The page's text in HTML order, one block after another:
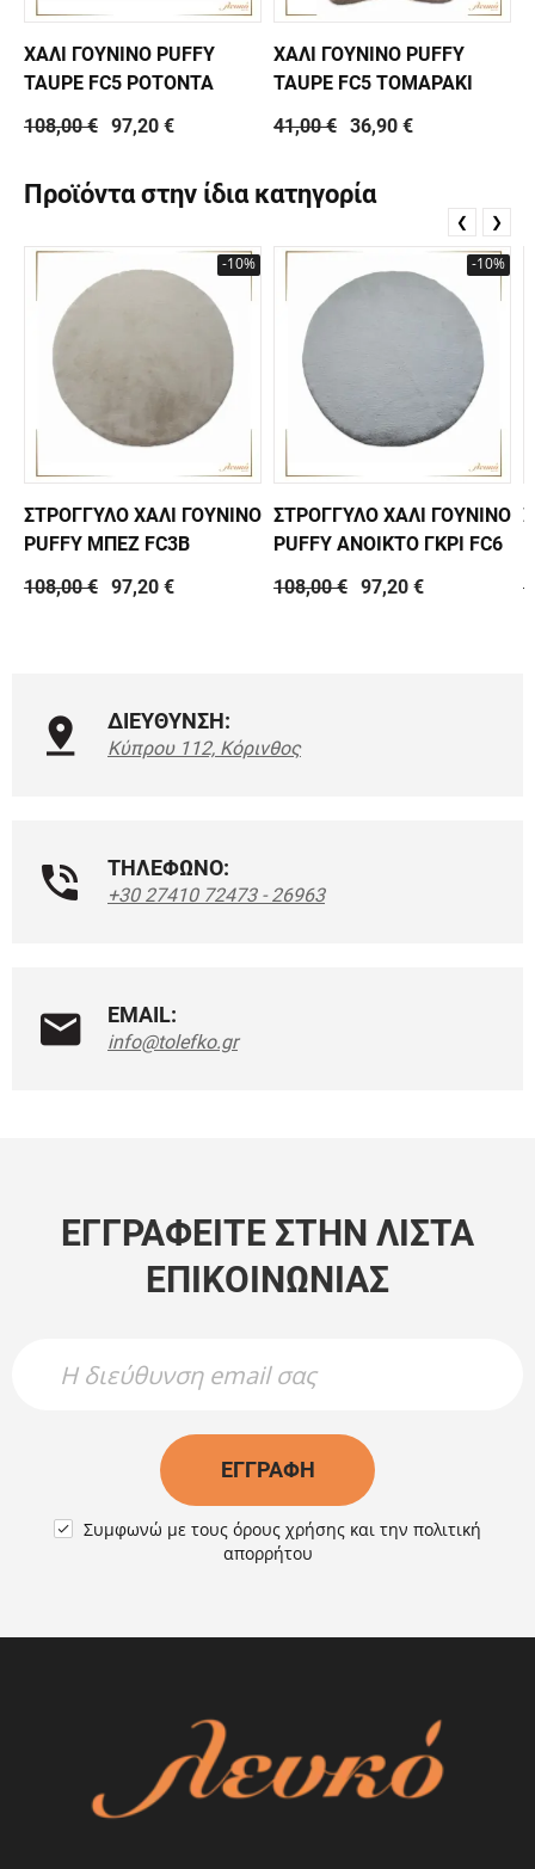
ΧΑΛΙ ΓΟΥΝΙΝΟ PUFFY
TAUPE FC5 ΡΟΤΟΝΤΑ
108,00 € 97,20 €
ΧΑΛΙ ΓΟΥΝΙΝΟ PUFFY
TAUPE FC5 ΤΟΜΑΡΑΚΙ
41,00 € 36,90 €
Προϊόντα στην ίδια κατηγορία
-10%
ΣΤΡΟΓΓΥΛΟ ΧΑΛΙ ΓΟΥΝΙΝΟ
PUFFY ΜΠΕΖ FC3B
108,00 € 97,20 €
-10%
ΣΤΡΟΓΓΥΛΟ ΧΑΛΙ ΓΟΥΝΙΝΟ
PUFFY ΑΝΟΙΚΤΟ ΓΚΡΙ FC6
108,00 € 97,20 €
❮ ❯
ΔΙΕΥΘΥΝΣΗ:
Κύπρου 112, Κόρινθος
ΤΗΛΕΦΩΝΟ:
+30 27410 72473 - 26963
EMAIL:
info@tolefko.gr
ΕΓΓΡΑΦΕΊΤΕ ΣΤΗΝ ΛΊΣΤΑ
ΕΠΙΚΟΙΝΩΝΊΑΣ
ΕΓΓΡΑΦΉ
 Συμφωνώ με τους όρους χρήσης και την πολιτική
απορρήτου